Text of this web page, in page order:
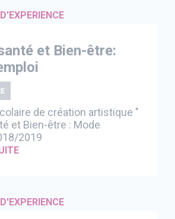
et Bien-être:
de création artistique "
et Bien-être : Mode
2019